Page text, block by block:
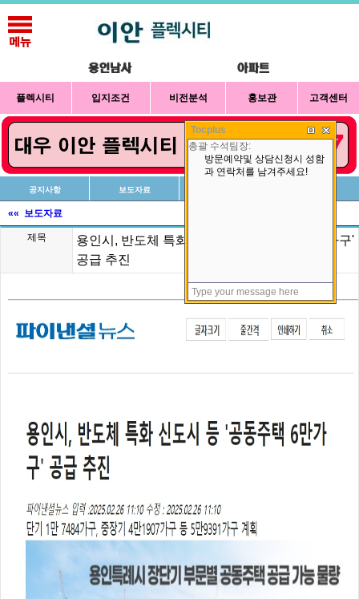
플렉시티 입지조건 비전분석 홍보관 고객센터
공지사항 보도자료
«« 보도자료
제목
용인시, 반도체 특화 신도시 등 '공동주택 6만가구'
공급 추진
Tocplus